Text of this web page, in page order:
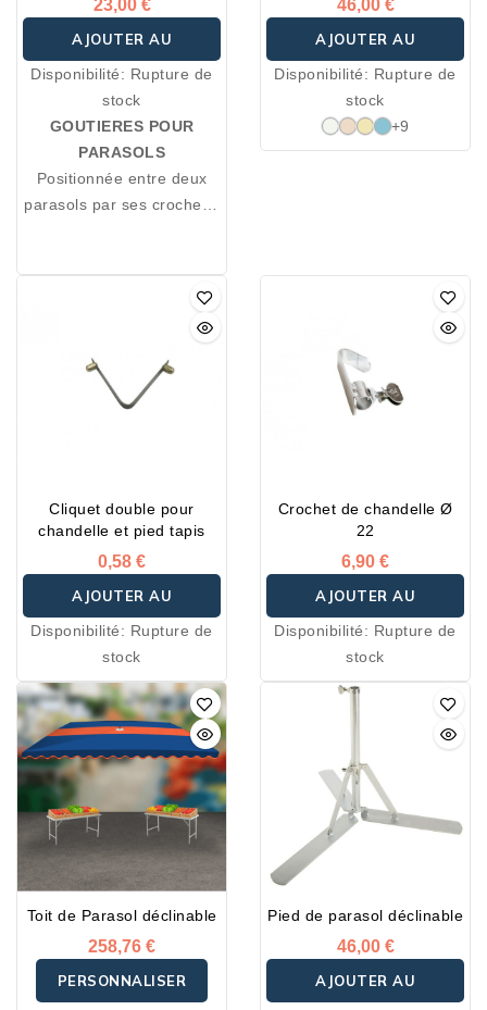
23,00 €
AJOUTER AU
PANIER
Disponibilité: Rupture de
stock
GOUTIERES POUR
PARASOLS
Positionnée entre deux
parasols par ses crochets,
Deux types de crochets
disponibles : crochets
plastiques ou métaliques.
46,00 €
AJOUTER AU
PANIER
Disponibilité: Rupture de
stock
+9
Cliquet double pour
chandelle et pied tapis
0,58 €
AJOUTER AU
PANIER
Disponibilité: Rupture de
stock
Crochet de chandelle Ø
22
6,90 €
AJOUTER AU
PANIER
Disponibilité: Rupture de
stock
Toit de Parasol déclinable
258,76 €
PERSONNALISER
Pied de parasol déclinable
46,00 €
AJOUTER AU